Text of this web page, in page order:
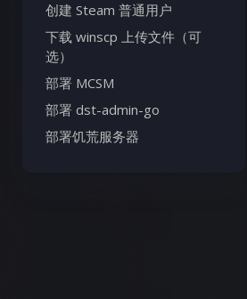
创建 Steam 普通用户
下载 winscp 上传文件（可
选）
部署 MCSM
部署 dst-admin-go
部署饥荒服务器